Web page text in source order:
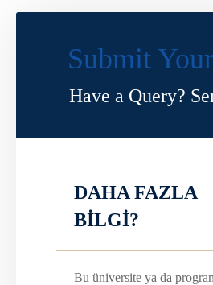
Submit
Have a Query?
DAHA FAZLA
BİLGİ?
Bu üniversite ya da